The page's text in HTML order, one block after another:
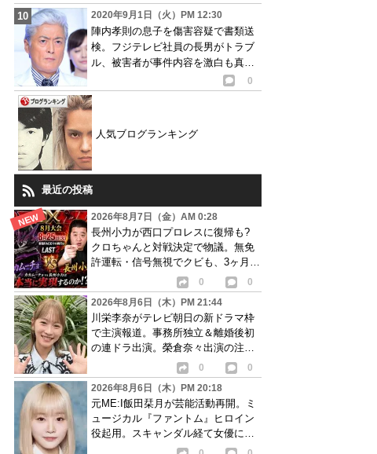
2020年9月1日（火）PM 12:30
陣内孝則の息子を傷害容疑で書類送
検。フジテレビ社員の長男がトラブ
ル、被害者が事件内容を激白も真相
0
人気ブログランキング
最近の投稿
2026年8月7日（金）AM 0:28
長州小力が西口プロレスに復帰も?
クロちゃんと対戦決定で物議。無免
許運転・信号無視でクビも、3ヶ月で
0
0
2026年8月6日（木）PM 21:44
川栄李奈がテレビ朝日の新ドラマ枠
で主演報道。事務所独立＆離婚後初
の連ドラ出演。榮倉奈々出演の注目
0
0
2026年8月6日（木）PM 20:18
元ME:I飯田栞月が芸能活動再開。ミ
ュージカル『ファントム』ヒロイン
役起用。スキャンダル経て女優に転